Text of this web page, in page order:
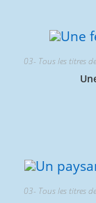
03- Tous les titres
03- Tous les titres